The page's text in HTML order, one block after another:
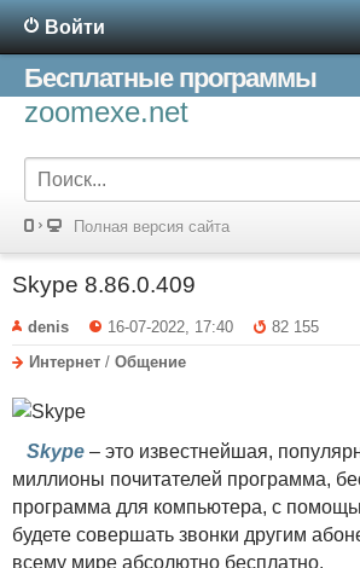
Войти
Бесплатные программы
zoomexe.net
Полная версия сайта
Skype 8.86.0.409
denis 16-07-2022, 17:40
82 155
Интернет / Общение
Skype – это известнейшая,
миллионы почитателей программа,
программа для компьютера, с
будете совершать звонки другим
всему мире абсолютно бесплатно.